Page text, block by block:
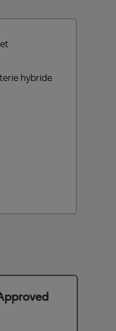
hybride